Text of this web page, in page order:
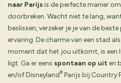
naar Parijsis de perfecte manier
doorbreken. Wacht niet te lang,
beslissen, verzeker je je van de
ervaring. De charme van een stad
moment dat het jou uitkomt, is een
ligt. Ga er eens spontaan op uiten
en/of Disneyland® Parijs bij Country